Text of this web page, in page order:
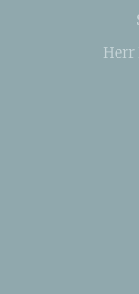
Herr